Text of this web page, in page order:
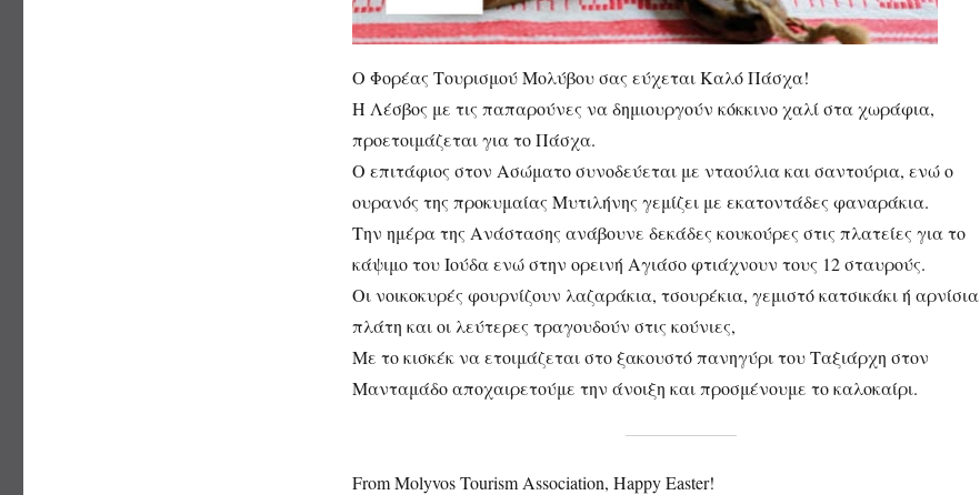
Ο Φορέας Τουρισμού Μολύβου σας εύχεται Καλό Πάσχα!
Η Λέσβος με τις παπαρούνες να δημιουργούν κόκκινο χαλί στα χωράφια,
προετοιμάζεται για το Πάσχα.
Ο επιτάφιος στον Ασώματο συνοδεύεται με νταούλια και σαντούρια, ενώ ο
ουρανός της προκυμαίας Μυτιλήνης γεμίζει με εκατοντάδες φαναράκια.
Την ημέρα της Ανάστασης ανάβουνε δεκάδες κουκούρες στις πλατείες για το
κάψιμο του Ιούδα ενώ στην ορεινή Αγιάσο φτιάχνουν τους 12 σταυρούς.
Οι νοικοκυρές φουρνίζουν λαζαράκια, τσουρέκια, γεμιστό κατσικάκι ή αρνίσια
πλάτη και οι λεύτερες τραγουδούν στις κούνιες,
Με το κισκέκ να ετοιμάζεται στο ξακουστό πανηγύρι του Ταξιάρχη στον
Μανταμάδο αποχαιρετούμε την άνοιξη και προσμένουμε το καλοκαίρι.
From Molyvos Tourism Association, Happy Easter!